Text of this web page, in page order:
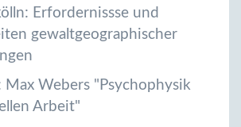
Erfordernissse und
gewaltgeographischer
Max Webers "Psychophysik
Arbeit"